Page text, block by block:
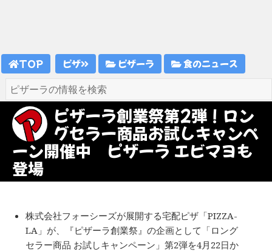
TOP ピザ ピザーラ 食のニュース
ピザーラ創業祭第2弾！ロン
グセラー商品お試しキャンペ
ーン開催中 ピザーラ エビマヨも
登場
株式会社フォーシーズが展開する宅配ピザ「PIZZA-
LA」が、『ピザーラ創業祭』の企画として「ロング
セラー商品 お試しキャンペーン」第2弾を4月22日か